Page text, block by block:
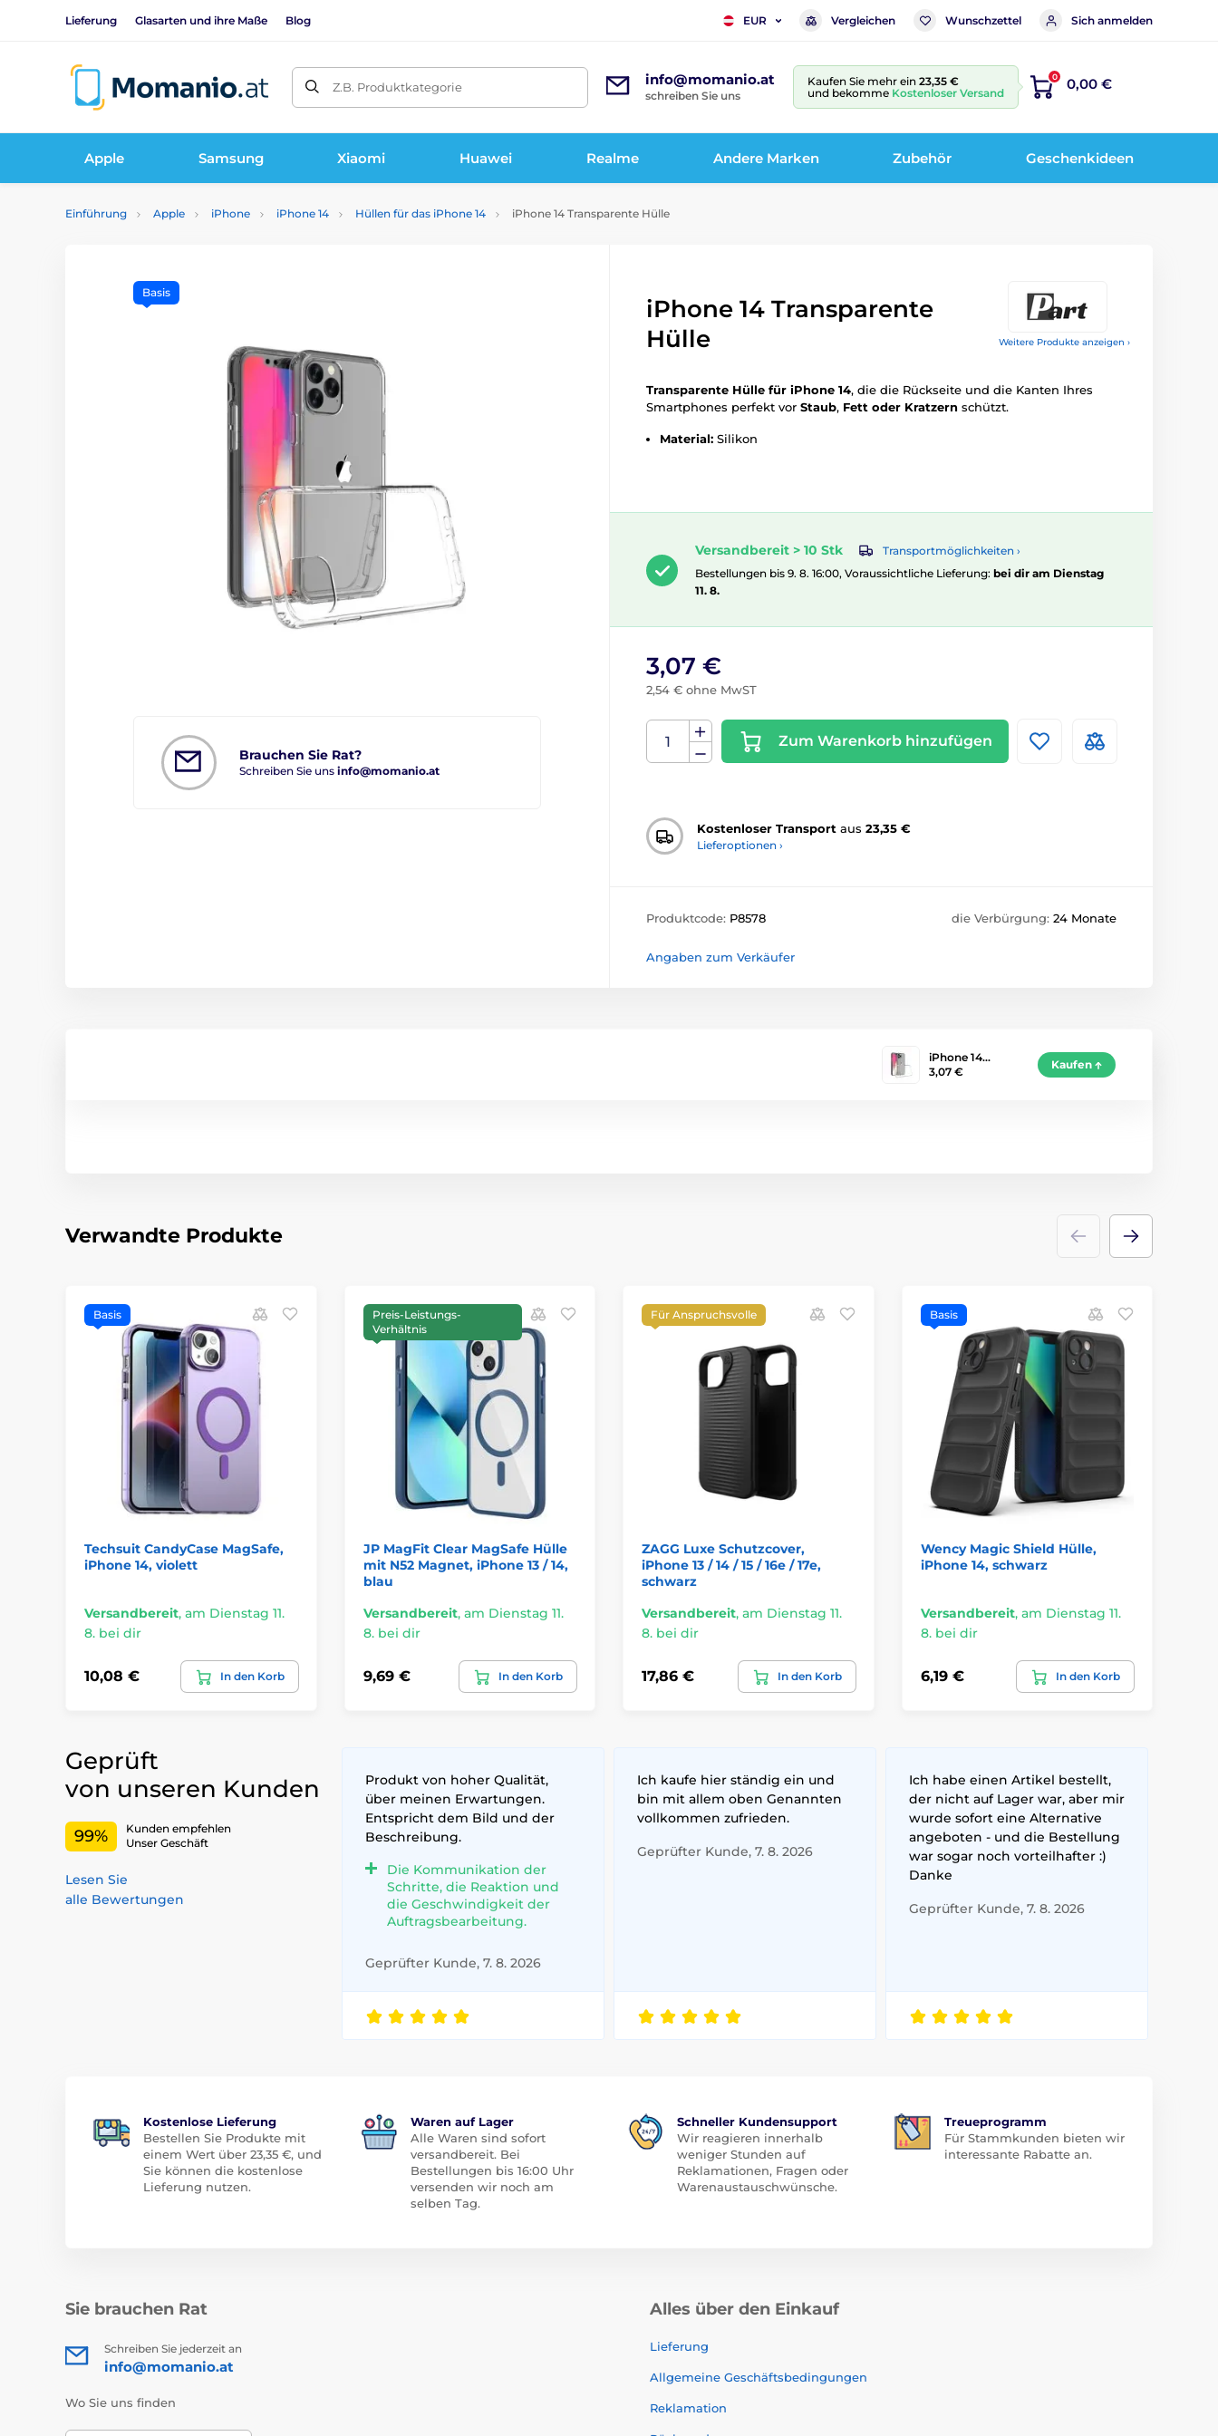
Lieferung Glasarten und ihre Maße Blog EUR Vergleichen Wunschzettel Sich anmelden
Z.B. Produktkategorie info@momanio.at
schreiben Sie uns
Kaufen Sie mehr ein 23,35 €
und bekomme Kostenloser Versand
0 0,00 €
Apple Samsung Xiaomi Huawei Realme Andere Marken Zubehör Geschenkideen
Einführung Apple iPhone iPhone 14 Hüllen für das iPhone 14 iPhone 14 Transparente Hülle
Weitere Produkte anzeigen ›
Brauchen Sie Rat?
Schreiben Sie uns info@momanio.at
Basis
iPhone 14 Transparente
Hülle
Transparente Hülle für iPhone 14, die die Rückseite und die Kanten Ihres
Smartphones perfekt vor Staub, Fett oder Kratzern schützt.
Material: Silikon
Versandbereit > 10 Stk
Transportmöglichkeiten ›
Bestellungen bis 9. 8. 16:00, Voraussichtliche Lieferung: bei dir am Dienstag
11. 8.
3,07 €
2,54 € ohne MwST
Zum Warenkorb hinzufügen
Kostenloser Transport aus 23,35 €
Lieferoptionen ›
Produktcode: P8578 die Verbürgung: 24 Monate
Angaben zum Verkäufer
iPhone 14…
3,07 €
Kaufen
Verwandte Produkte
Basis
Techsuit CandyCase MagSafe,
iPhone 14, violett
Versandbereit, am Dienstag 11.
8. bei dir
10,08 € In den Korb
Preis-Leistungs-
Verhältnis
JP MagFit Clear MagSafe Hülle
mit N52 Magnet, iPhone 13 / 14,
blau
Versandbereit, am Dienstag 11.
8. bei dir
9,69 € In den Korb
Für Anspruchsvolle
ZAGG Luxe Schutzcover,
iPhone 13 / 14 / 15 / 16e / 17e,
schwarz
Versandbereit, am Dienstag 11.
8. bei dir
17,86 € In den Korb
Basis
Wency Magic Shield Hülle,
iPhone 14, schwarz
Versandbereit, am Dienstag 11.
8. bei dir
6,19 € In den Korb
Geprüft
von unseren Kunden
99%
Kunden empfehlen
Unser Geschäft
Lesen Sie
alle Bewertungen
Produkt von hoher Qualität,
über meinen Erwartungen.
Entspricht dem Bild und der
Beschreibung.
Die Kommunikation der
Schritte, die Reaktion und
die Geschwindigkeit der
Auftragsbearbeitung.
Geprüfter Kunde, 7. 8. 2026
Ich kaufe hier ständig ein und
bin mit allem oben Genannten
vollkommen zufrieden.
Geprüfter Kunde, 7. 8. 2026
Ich habe einen Artikel bestellt,
der nicht auf Lager war, aber mir
wurde sofort eine Alternative
angeboten - und die Bestellung
war sogar noch vorteilhafter :)
Danke
Geprüfter Kunde, 7. 8. 2026
Kostenlose Lieferung
Bestellen Sie Produkte mit
einem Wert über 23,35 €, und
Sie können die kostenlose
Lieferung nutzen.
Waren auf Lager
Alle Waren sind sofort
versandbereit. Bei
Bestellungen bis 16:00 Uhr
versenden wir noch am
selben Tag.
Schneller Kundensupport
Wir reagieren innerhalb
weniger Stunden auf
Reklamationen, Fragen oder
Warenaustauschwünsche.
Treueprogramm
Für Stammkunden bieten wir
interessante Rabatte an.
Sie brauchen Rat
Schreiben Sie jederzeit an
info@momanio.at
Wo Sie uns finden
Alles über den Einkauf
Lieferung
Allgemeine Geschäftsbedingungen
Reklamation